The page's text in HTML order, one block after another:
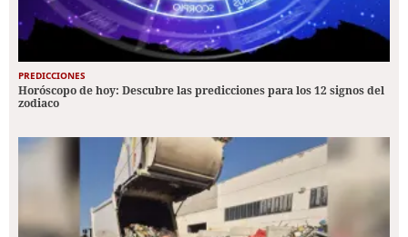
PREDICCIONES
Horóscopo de hoy: Descubre las predicciones para los 12 signos del
zodiaco